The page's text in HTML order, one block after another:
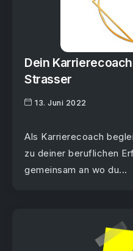
Dein
Strasser
13. Juni 2022
Als Karrierecoach
zu deiner beruflichen
gemeinsam an wo du...